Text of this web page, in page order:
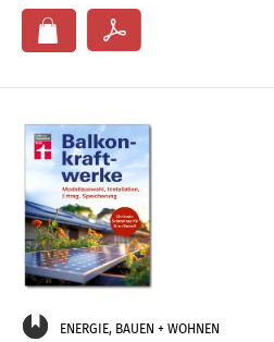
ENERGIE, BAUEN + WOHNEN